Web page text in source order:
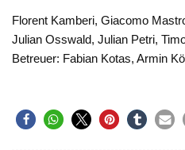
Florent Kamberi, Giacomo
Julian Osswald, Julian Petri,
Betreuer: Fabian Kotas, Armin